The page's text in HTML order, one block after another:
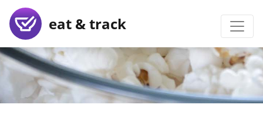
eat & track